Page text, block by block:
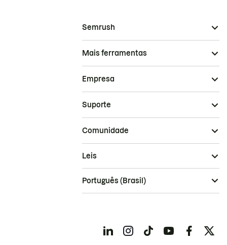
Semrush
Mais ferramentas
Empresa
Suporte
Comunidade
Leis
Português (Brasil)